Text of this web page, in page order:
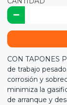
CON TAPONES
de trabajo
corrosión y
minimiza la
de arranque y